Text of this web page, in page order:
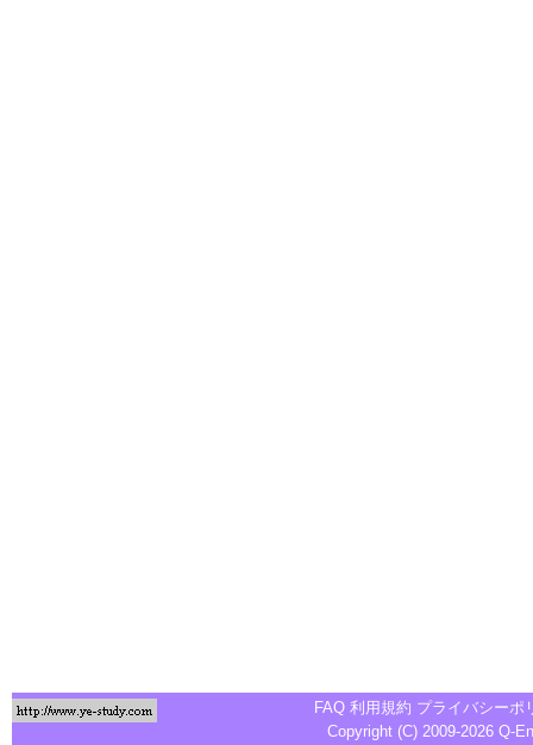
FAQ 利用規約 プライバシーポ
Copyright (C) 2009-2026 Q-